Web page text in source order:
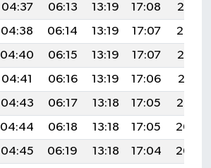
04:37 06:13 13:19 17:08
20:15
04:38 06:14 13:19 17:07
20:14
04:40 06:15 13:19 17:07
20:12
04:41 06:16 13:19 17:06
20:11
04:43 06:17 13:18 17:05
20:10
04:44 06:18 13:18 17:05
20:08
04:45 06:19 13:18 17:04
20:07